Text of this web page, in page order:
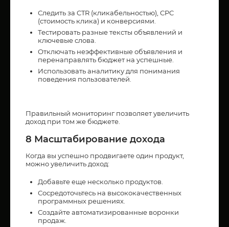
Следить за CTR (кликабельностью), CPC
(стоимость клика) и конверсиями.
Тестировать разные тексты объявлений и
ключевые слова.
Отключать неэффективные объявления и
перенаправлять бюджет на успешные.
Использовать аналитику для понимания
поведения пользователей.
Правильный мониторинг позволяет увеличить
доход при том же бюджете.
8 Масштабирование дохода
Когда вы успешно продвигаете один продукт,
можно увеличить доход:
Добавьте еще несколько продуктов.
Сосредоточьтесь на высококачественных
программных решениях.
Создайте автоматизированные воронки
продаж.